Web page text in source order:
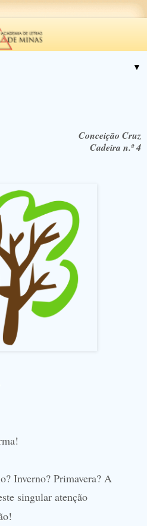
▼
Conceição Cruz
Cadeira n.º 4
Inverno? Primavera? A
singular atenção